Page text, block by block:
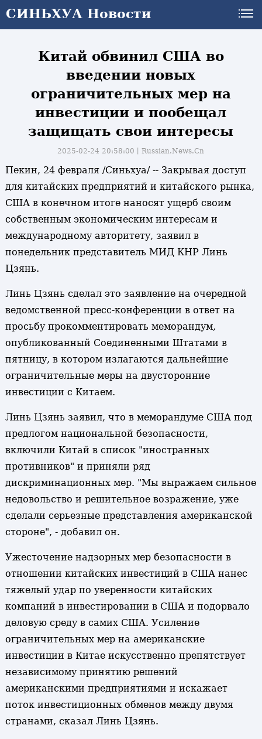
СИНЬХУА Новости
СИНЬХУА Новости
Китай обвинил США во
введении новых
ограничительных мер на
инвестиции и пообещал
защищать свои интересы
2025-02-24 20:58:00丨Russian.News.Cn
Пекин, 24 февраля /Синьхуа/ -- Закрывая доступ
для китайских предприятий и китайского рынка,
США в конечном итоге наносят ущерб своим
собственным экономическим интересам и
международному авторитету, заявил в
понедельник представитель МИД КНР Линь
Цзянь.
Линь Цзянь сделал это заявление на очередной
ведомственной пресс-конференции в ответ на
просьбу прокомментировать меморандум,
опубликованный Соединенными Штатами в
пятницу, в котором излагаются дальнейшие
ограничительные меры на двусторонние
инвестиции с Китаем.
Линь Цзянь заявил, что в меморандуме США под
предлогом национальной безопасности,
включили Китай в список "иностранных
противников" и приняли ряд
дискриминационных мер. "Мы выражаем сильное
недовольство и решительное возражение, уже
сделали серьезные представления американской
стороне", - добавил он.
Ужесточение надзорных мер безопасности в
отношении китайских инвестиций в США нанес
тяжелый удар по уверенности китайских
компаний в инвестировании в США и подорвало
деловую среду в самих США. Усиление
ограничительных мер на американские
инвестиции в Китае искусственно препятствует
независимому принятию решений
американскими предприятиями и искажает
поток инвестиционных обменов между двумя
странами, сказал Линь Цзянь.